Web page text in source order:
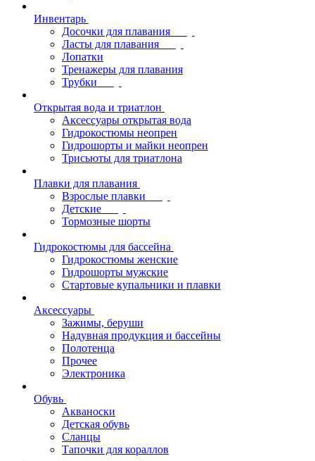
Инвентарь
Досочки для плавания
Ласты для плавания
Лопатки
Тренажеры для плавания
Трубки
Открытая вода и триатлон
Аксессуары открытая вода
Гидрокостюмы неопрен
Гидрошорты и майки неопрен
Трисьюты для триатлона
Плавки для плавания
Взрослые плавки
Детские
Тормозные шорты
Гидрокостюмы для бассейна
Гидрокостюмы женские
Гидрошорты мужские
Стартовые купальники и плавки
Аксессуары
Зажимы, беруши
Надувная продукция и бассейны
Полотенца
Прочее
Электроника
Обувь
Акваноски
Детская обувь
Сланцы
Тапочки для кораллов